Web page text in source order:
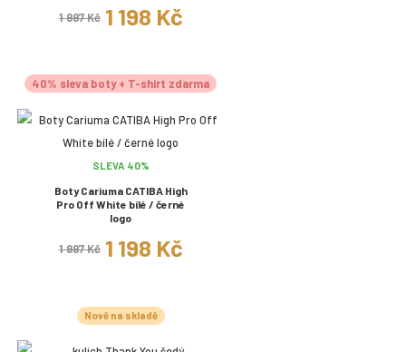
1 997 Kč 1 198 Kč
40% sleva boty + T-shirt zdarma
SLEVA 40%
Boty Cariuma CATIBA High
Pro Off White bílé / černé
logo
1 997 Kč 1 198 Kč
Nově na skladě